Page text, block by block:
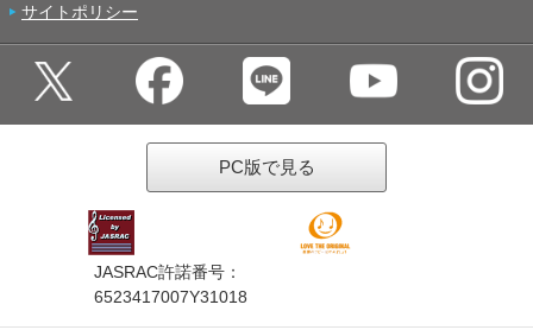
サイトポリシー
PC版で見る
JASRAC許諾番号：
6523417007Y31018